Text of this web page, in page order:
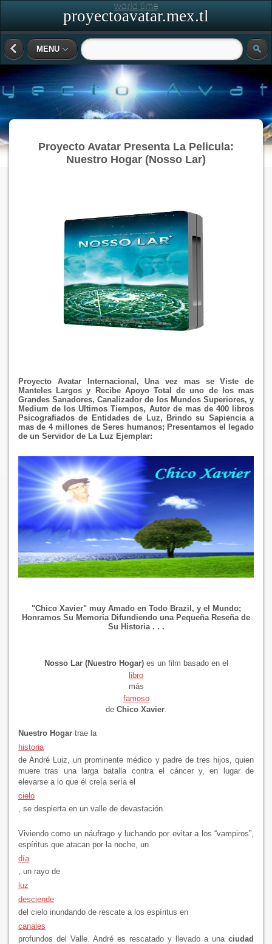
proyectoavatar.mex.tl
MENU
Proyecto Avatar Presenta La Pelicula:
Nuestro Hogar (Nosso Lar)
Proyecto Avatar Internacional, Una vez mas se Viste de
Manteles Largos y Recibe Apoyo Total de uno de los mas
Grandes Sanadores, Canalizador de los Mundos Superiores, y
Medium de los Ultimos Tiempos, Autor de mas de 400 libros
Psicografiados de Entidades de Luz, Brindo su Sapiencia a
mas de 4 millones de Seres humanos; Presentamos el legado
de un Servidor de La Luz Ejemplar:
"Chico Xavier" muy Amado en Todo Brazil, y el Mundo;
Honramos Su Memoria Difundiendo una Pequeña Reseña de
Su Historia . . .
Nosso Lar (Nuestro Hogar)es un film basado en el
libro
más
famoso
de Chico Xavier.
Nuestro Hogar trae la
historia
de André Luiz, un prominente médico y padre de tres hijos, quien
muere tras una larga batalla contra el cáncer y, en lugar de
elevarse a lo que él creía sería el
cielo
, se despierta en un valle de devastación.
Viviendo como un náufrago y luchando por evitar a los “vampiros”,
espíritus que atacan por la noche, un
día
, un rayo de
luz
desciende
del cielo inundando de rescate a los espíritus en
canales
profundos del Valle. André es rescatado y llevado a una ciudad
world time